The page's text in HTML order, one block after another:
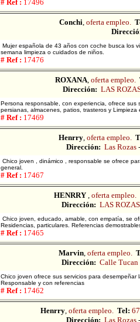
# Ref : 17496
Conchi, oferta empleo.
Mujer española de 43 años con coche busca los
semana limpieza o cuidados de niños.
# Ref : 17476
ROXANA, oferta empleo.
Dirección: LAS
Persona responsable, con experiencia, ofrece
persianas, almacenes, patios, trasteros y
# Ref : 17469
Henrry, oferta empleo.
Dirección: Las Rozas
Chico joven , dinámico , responsable se ofrece
general.
# Ref : 17467
HENRRY , oferta empleo.
Dirección: LAS
Chico joven, educado, amable, con empatía, se
Residencias, particulares. Referencias
# Ref : 17465
Marvin, oferta empleo.
Dirección: Calle Tucan
Chico joven ofrece sus servicios para
Responsable y con referencias
# Ref : 17462
Henrry, oferta empleo. Tel:
Dirección: Las Rozas